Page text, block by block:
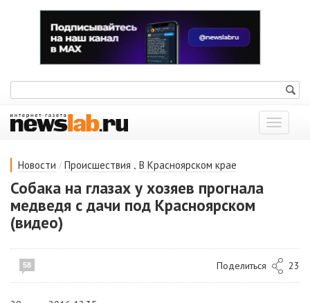
Показать
меню
Новости / Происшествия , В Красноярском крае
Собака на глазах у хозяев прогнала
медведя с дачи под Красноярском
(видео)
58 Поделиться 23